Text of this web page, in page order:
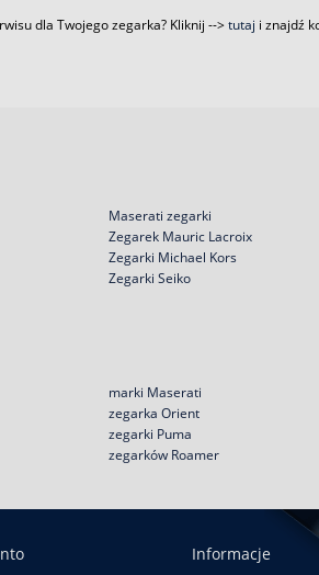
dla Twojego zegarka? Kliknij -->tutaj i znajdź
Maserati zegarki
Zegarek Mauric Lacroix
Zegarki Michael Kors
Zegarki Seiko
marki Maserati
zegarka Orient
zegarki Puma
zegarków Roamer
Informacje